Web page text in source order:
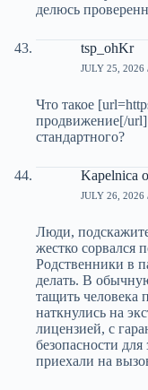
делюсь
tsp_ohKr
JULY 25, 2026
Что такое
продвижение[/url]
стандартного?
Kapelnica
JULY 26, 2026
Люди,
жестко сорвался
Родственники в
делать. В
тащить человека
наткнулись на
лицензией, с
безопасности
приехали на